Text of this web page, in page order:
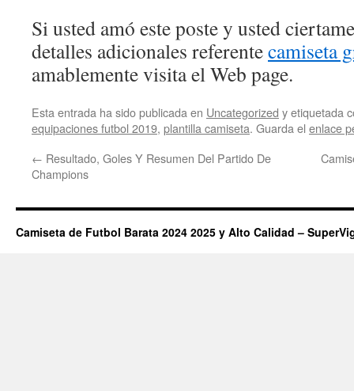
Si usted amó este poste y usted
detalles adicionales referentecamiseta
amablemente visita el Web page.
Esta entrada ha sido publicada en Uncategorized y etiquetada
equipaciones futbol 2019, plantilla camiseta. Guarda el enlace
← Resultado, Goles Y Resumen Del Partido De
Champions
Camiseta de Futbol Barata 2024 2025 y Alto Calidad –